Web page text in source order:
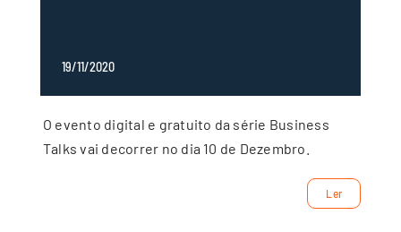
19/11/2020
O evento digital e gratuito da série Business
Talks vai decorrer no dia 10 de Dezembro.
Ler